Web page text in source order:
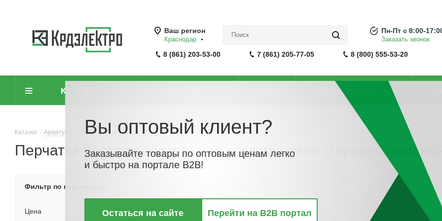
Ваш регион
Краснодар
8 (861) 203-53-00 7 (861) 205-77-05 8 (800) 555-53-20
Пн-Пт с 8:00-
Заказать звонок
Каталог Направления
Каталог - Арматура кабельная, крепеж и аксессуары для кабеля - Термоусаживаемые и изоляционные материалы для кабеля Перчатка
Перчатка распределительная усаживаемая (термо-/
По цене По
Фильтр по параметрам
Цена
Вы оптовый клиент?
Заказывайте товары по оптовым ценам легко
и быстро на портале B2B!
Остаться на сайте Перейти на B2B портал